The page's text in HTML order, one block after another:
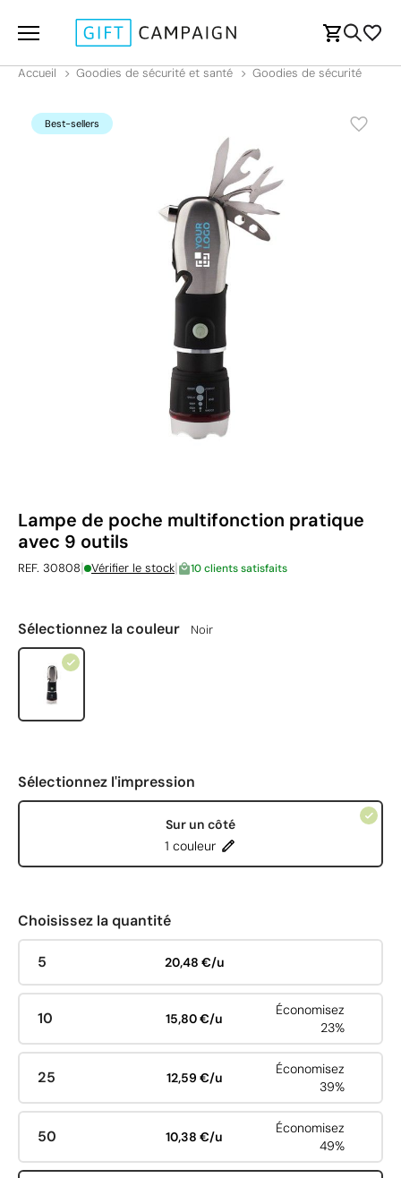
Accueil Goodies de sécurité et santé Goodies de sécurité
Best-sellers
Lampe de poche multifonction pratique
avec 9 outils
REF. 30808| Vérifier le stock| 10 clients satisfaits
Sélectionnez la couleur Noir
Sélectionnez l'impression
Sur un côté
1 couleur
Choisissez la quantité
5 20,48 €/u
10 15,80 €/u
Économisez
23%
25 12,59 €/u
Économisez
39%
50 10,38 €/u
Économisez
49%